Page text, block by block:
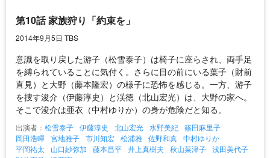
第10話 家族狩り「約束を」
2014年9月5日 TBS
意識を取り戻した游子（松雪泰子）は椅子に座らされ、両手足
を縛られていることに気付く。さらに目の前にいる葉子（財前
直見）と大野（藤本隆宏）の様子に恐怖を感じる。一方、游子
を捜す浚介（伊藤淳史）と渓徳（北山宏光）は、大野の家へ。
そこで浚介は亜衣（中村ゆりか）の身が危険だと知る。
出演者： 松雪泰子 伊藤淳史 北山宏光 水野美紀 篠田麻里子
岡田浩暉 宮地雅子 市川知宏 松浦雅 佐野和真 中村ゆりか
平岡祐太
山口紗弥加 藤本昌平 井上真樹夫 秋山菜津子 浅田美代子